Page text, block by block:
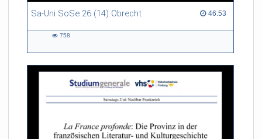
Sa-Uni SoSe 26 (14) Obrecht 46:53
46:53 duration
758